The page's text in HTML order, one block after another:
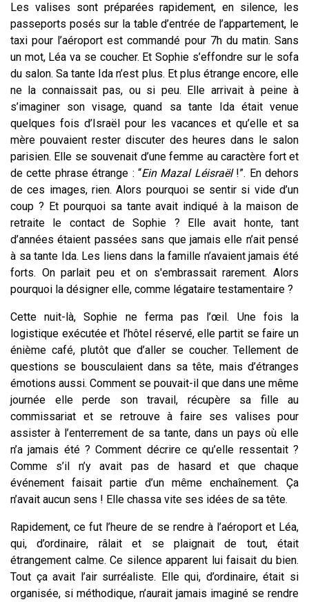
Les valises sont préparées rapidement, en silence, les
passeports posés sur la table d’entrée de l’appartement, le
taxi pour l’aéroport est commandé pour 7h du matin. Sans
un mot, Léa va se coucher. Et Sophie s’effondre sur le sofa
du salon. Sa tante Ida n’est plus. Et plus étrange encore, elle
ne la connaissait pas, ou si peu. Elle arrivait à peine à
s’imaginer son visage, quand sa tante Ida était venue
quelques fois d’Israël pour les vacances et qu’elle et sa
mère pouvaient rester discuter des heures dans le salon
parisien. Elle se souvenait d’une femme au caractère fort et
de cette phrase étrange : “Ein Mazal Léisraël!”. En dehors
de ces images, rien. Alors pourquoi se sentir si vide d’un
coup ? Et pourquoi sa tante avait indiqué à la maison de
retraite le contact de Sophie ? Elle avait honte, tant
d’années étaient passées sans que jamais elle n’ait pensé
à sa tante Ida. Les liens dans la famille n’avaient jamais été
forts. On parlait peu et on s'embrassait rarement. Alors
pourquoi la désigner elle, comme légataire testamentaire ?
Cette nuit-là, Sophie ne ferma pas l’œil. Une fois la
logistique exécutée et l’hôtel réservé, elle partit se faire un
énième café, plutôt que d’aller se coucher. Tellement de
questions se bousculaient dans sa tête, mais d’étranges
émotions aussi. Comment se pouvait-il que dans une même
journée elle perde son travail, récupère sa fille au
commissariat et se retrouve à faire ses valises pour
assister à l’enterrement de sa tante, dans un pays où elle
n’a jamais été ? Comment décrire ce qu’elle ressentait ?
Comme s’il n’y avait pas de hasard et que chaque
événement faisait partie d’un même enchaînement. Ça
n’avait aucun sens ! Elle chassa vite ses idées de sa tête.
Rapidement, ce fut l’heure de se rendre à l’aéroport et Léa,
qui, d’ordinaire, râlait et se plaignait de tout, était
étrangement calme. Ce silence apparent lui faisait du bien.
Tout ça avait l’air surréaliste. Elle qui, d’ordinaire, était si
organisée, si méthodique, n’aurait jamais imaginé se rendre